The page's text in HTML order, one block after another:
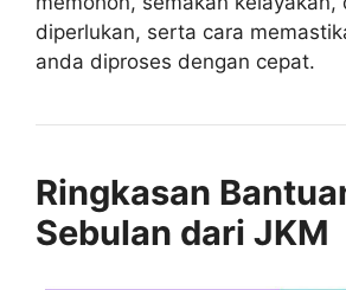
diperlukan, serta cara
anda diproses dengan cepat.
Ringkasan
Sebulan dari JKM